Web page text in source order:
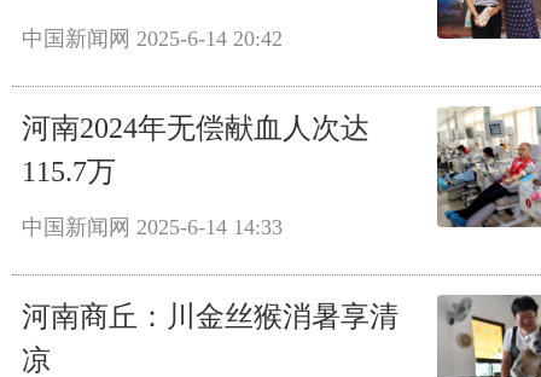
中国新闻网 2025-6-14 20:42
河南2024年无偿献血人次达
115.7万
中国新闻网 2025-6-14 14:33
河南商丘：川金丝猴消暑享清
凉